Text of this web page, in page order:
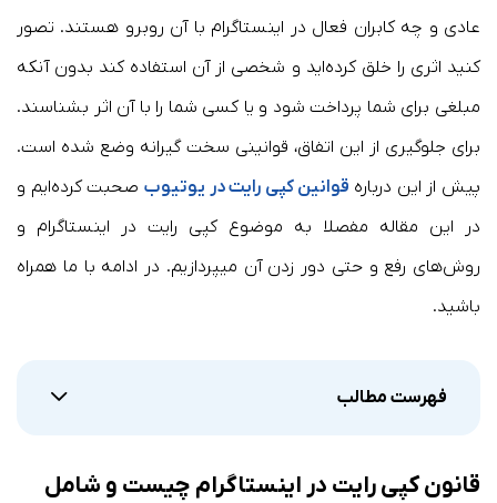
عادی و چه کابران فعال در اینستاگرام با آن روبرو هستند. تصور
کنید اثری را خلق کرده‌اید و شخصی از آن استفاده کند بدون آنکه
مبلغی برای شما پرداخت شود و یا کسی شما را با آن اثر بشناسند.
برای جلوگیری از این اتفاق، قوانینی سخت گیرانه وضع شده است.
پیش از این درباره قوانین کپی رایت در یوتیوب صحبت کرده‌ایم و
در این مقاله مفصلا به موضوع کپی رایت در اینستاگرام و
روش‌های رفع و حتی دور زدن آن میپردازیم. در ادامه با ما همراه
باشید.
فهرست مطالب
قانون کپی رایت در اینستاگرام چیست و شامل